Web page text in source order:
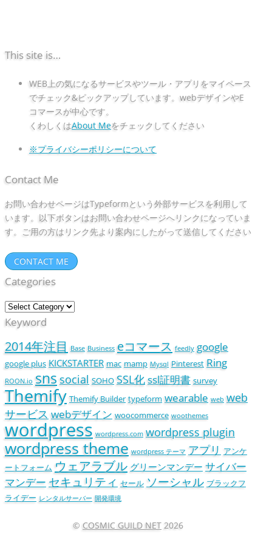
This site is…
WEB上の気になるサービスやツール・アプリをマイペース
でチェック&ピックアップしています。webデザインやE
コマースが中心です。
くわしくはAbout Meをチェックしてください
※プライバシーポリシーについて
Contact Me
お問い合わせページはTypeformという外部サービスを利用して
います。以下ボタンはお問い合わせページへリンクになっていま
す。ご用の方はリンク先より案内にしたがって送信してください
CONTACT ME
Categories
Keyword
2014年注目 Base Business eコマース feedly google
google plus KICKSTARTER mac mamp Mysql Pinterest Ring
ROON.io sns social SOHO SSL化ssl証明書 survey
Themify Themify Builder typeform wearable web web
サービス webデザイン woocommerce woothemes
wordpress wordpress.com wordpress plugin
wordpress theme wordpress テーマ アプリ アンケ
ートフォーム ウェアラブル グリーンマンデー サイバー
マンデー セキュリティ セール ソーシャル ブラックフ
ライデー レンタルサーバー 開発環境
©COSMIC GUILD NET 2026